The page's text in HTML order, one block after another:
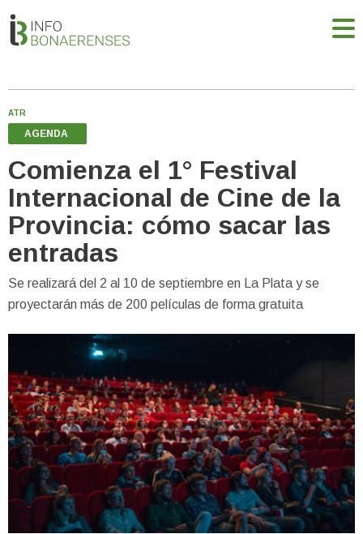
ATR
AGENDA
Comienza el 1° Festival
Internacional de Cine de la
Provincia: cómo sacar las
entradas
Se realizará del 2 al 10 de septiembre en La Plata y se
proyectarán más de 200 películas de forma gratuita